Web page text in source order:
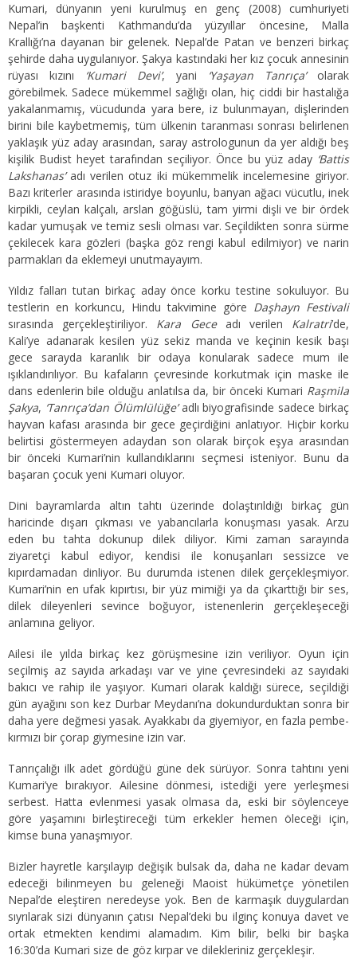
Kumari, dünyanın yeni kurulmuş en genç (2008) cumhuriyeti
Nepal’in başkenti Kathmandu’da yüzyıllar öncesine, Malla
Krallığı’na dayanan bir gelenek. Nepal’de Patan ve benzeri birkaç
şehirde daha uygulanıyor. Şakya kastındaki her kız çocuk annesinin
rüyası kızını
‘Kumari Devi’, yani ‘Yaşayan Tanrıça’ olarak
görebilmek. Sadece mükemmel sağlığı olan, hiç ciddi bir hastalığa
yakalanmamış, vücudunda yara bere, iz bulunmayan, dişlerinden
birini bile kaybetmemiş, tüm ülkenin taranması sonrası belirlenen
yaklaşık yüz aday arasından, saray astrologunun da yer aldığı beş
kişilik Budist heyet tarafından seçiliyor. Önce bu yüz aday ‘Battis
Lakshanas’adı verilen otuz iki mükemmelik incelemesine giriyor.
Bazı kriterler arasında istiridye boyunlu, banyan ağacı vücutlu, inek
kirpikli, ceylan kalçalı, arslan göğüslü, tam yirmi dişli ve bir ördek
kadar yumuşak ve temiz sesli olması var. Seçildikten sonra sürme
çekilecek kara gözleri (başka göz rengi kabul edilmiyor) ve narin
parmakları da eklemeyi unutmayayım.
Yıldız falları tutan birkaç aday önce korku testine sokuluyor. Bu
testlerin en korkuncu, Hindu takvimine göre Daşhayn Festivali
sırasında gerçekleştiriliyor. Kara Geceadı verilen Kalratri’de,
Kali’ye adanarak kesilen yüz sekiz manda ve keçinin kesik başı
gece sarayda karanlık bir odaya konularak sadece mum ile
ışıklandırılıyor. Bu kafaların çevresinde korkutmak için maske ile
dans edenlerin bile olduğu anlatılsa da, bir önceki Kumari Raşmila
Şakya, ‘Tanrıça’dan Ölümlülüğe’adlı biyografisinde sadece birkaç
hayvan kafası arasında bir gece geçirdiğini anlatıyor. Hiçbir korku
belirtisi göstermeyen adaydan son olarak birçok eşya arasından
bir önceki Kumari’nin kullandıklarını seçmesi isteniyor. Bunu da
başaran çocuk yeni Kumari oluyor.
Dini bayramlarda altın tahtı üzerinde dolaştırıldığı birkaç gün
haricinde dışarı çıkması ve yabancılarla konuşması yasak. Arzu
eden bu tahta dokunup dilek diliyor. Kimi zaman sarayında
ziyaretçi kabul ediyor, kendisi ile konuşanları sessizce ve
kıpırdamadan dinliyor. Bu durumda istenen dilek gerçekleşmiyor.
Kumari’nin en ufak kıpırtısı, bir yüz mimiği ya da çıkarttığı bir ses,
dilek dileyenleri sevince boğuyor, istenenlerin gerçekleşeceği
anlamına geliyor.
Ailesi ile yılda birkaç kez görüşmesine izin veriliyor. Oyun için
seçilmiş az sayıda arkadaşı var ve yine çevresindeki az sayıdaki
bakıcı ve rahip ile yaşıyor. Kumari olarak kaldığı sürece, seçildiği
gün ayağını son kez Durbar Meydanı’na dokundurduktan sonra bir
daha yere değmesi yasak. Ayakkabı da giyemiyor, en fazla pembe-
kırmızı bir çorap giymesine izin var.
Tanrıçalığı ilk adet gördüğü güne dek sürüyor. Sonra tahtını yeni
Kumari’ye bırakıyor. Ailesine dönmesi, istediği yere yerleşmesi
serbest. Hatta evlenmesi yasak olmasa da, eski bir söylenceye
göre yaşamını birleştireceği tüm erkekler hemen öleceği için,
kimse buna yanaşmıyor.
Bizler hayretle karşılayıp değişik bulsak da, daha ne kadar devam
edeceği bilinmeyen bu geleneği Maoist hükümetçe yönetilen
Nepal’de eleştiren neredeyse yok. Ben de karmaşık duygulardan
sıyrılarak sizi dünyanın çatısı Nepal’deki bu ilginç konuya davet ve
ortak etmekten kendimi alamadım. Kim bilir, belki bir başka
16:30’da Kumari size de göz kırpar ve dilekleriniz gerçekleşir.